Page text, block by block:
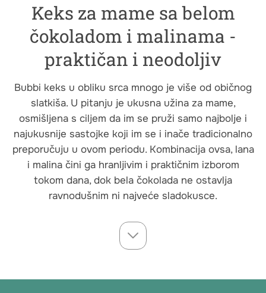
Keks za mame sa belom
čokoladom i malinama -
praktičan i neodoljiv
Bubbi keks u obliku srca mnogo je više od običnog
slatkiša. U pitanju je ukusna užina za mame,
osmišljena s ciljem da im se pruži samo najbolje i
najukusnije sastojke koji im se i inače tradicionalno
preporučuju u ovom periodu. Kombinacija ovsa, lana
i malina čini ga hranljivim i praktičnim izborom
tokom dana, dok bela čokolada ne ostavlja
ravnodušnim ni najveće sladokusce.